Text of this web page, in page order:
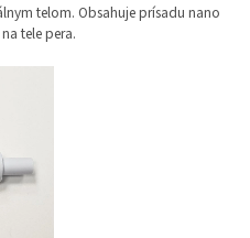
telom. Obsahuje prísadu nano
tele pera.